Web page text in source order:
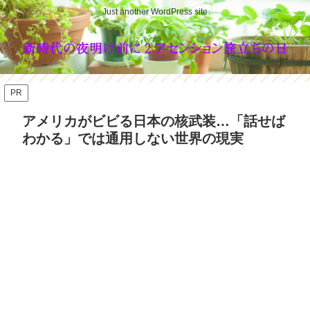
Just another WordPress site
PR
アメリカがビビる日本の核武装…「話せば
わかる」では通用しない世界の現実